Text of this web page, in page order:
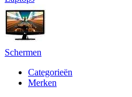
Schermen
Categorieën
Merken